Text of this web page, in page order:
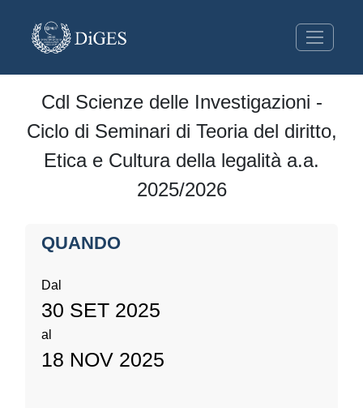
Cdl Scienze delle Investigazioni -
Ciclo di Seminari di Teoria del diritto,
Etica e Cultura della legalità a.a.
2025/2026
QUANDO
Dal
30 SET 2025
al
18 NOV 2025